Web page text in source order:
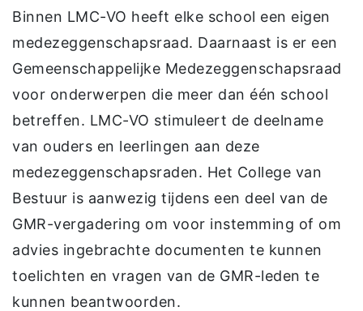
Binnen LMC-VO heeft elke school een eigen
medezeggenschapsraad. Daarnaast is er een
Gemeenschappelijke Medezeggenschapsraad
voor onderwerpen die meer dan één school
betreffen. LMC-VO stimuleert de deelname
van ouders en leerlingen aan deze
medezeggenschapsraden. Het College van
Bestuur is aanwezig tijdens een deel van de
GMR-vergadering om voor instemming of om
advies ingebrachte documenten te kunnen
toelichten en vragen van de GMR-leden te
kunnen beantwoorden.